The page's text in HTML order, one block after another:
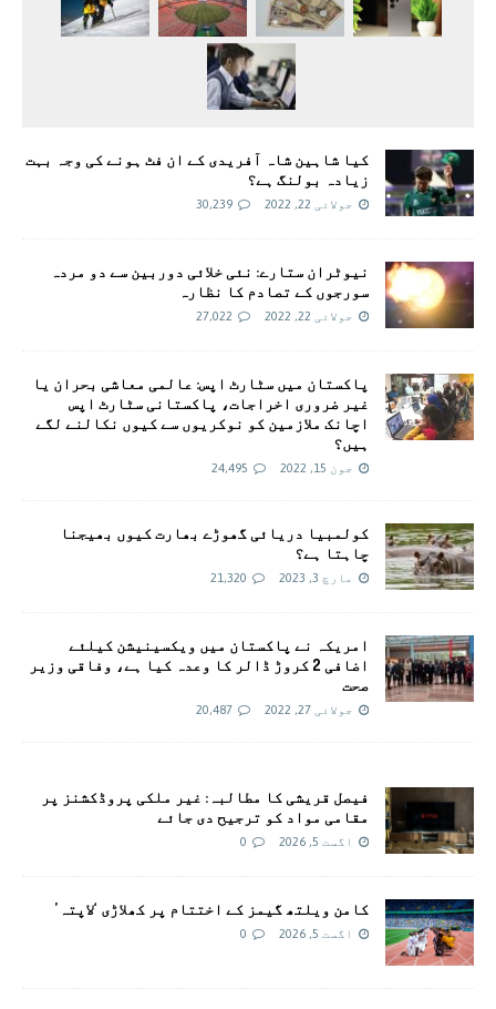
کیا شاہین شاہ آفریدی کے ان فٹ ہونے کی وجہ بہت
زیادہ بولنگ ہے؟
جولائی 22, 2022 30,239
نیوٹران ستارے: نئی خلائی دوربین سے دو مردہ
سورجوں کے تصادم کا نظارہ
جولائی 22, 2022 27,022
پاکستان میں سٹارٹ اپس: عالمی معاشی بحران یا
غیر ضروری اخراجات، پاکستانی سٹارٹ اپس
اچانک ملازمین کو نوکریوں سے کیوں نکالنے لگے
ہیں؟
جون 15, 2022 24,495
کولمبیا دریائی گھوڑے بھارت کیوں بھیجنا
چاہتا ہے؟
مارچ 3, 2023 21,320
امريکہ نے پاکستان میں ویکسینیشن کیلئے
اضافی 2 کروڑ ڈالر کا وعدہ کیا ہے، وفاقی وزیر
صحت
جولائی 27, 2022 20,487
فیصل قریشی کا مطالبہ: غیر ملکی پروڈکشنز پر
مقامی مواد کو ترجیح دی جائے
اگست 5, 2026 0
کامن ویلتھ گیمز کے اختتام پر کھلاڑی ‘لاپتہ’
اگست 5, 2026 0